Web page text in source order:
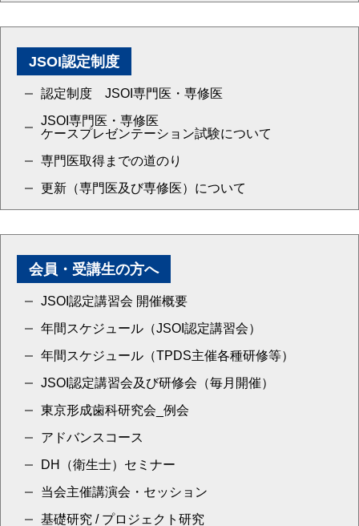
JSOI認定制度
認定制度 JSOI専門医・専修医
JSOI専門医・専修医
ケースプレゼンテーション試験について
専門医取得までの道のり
更新（専門医及び専修医）について
会員・受講生の方へ
JSOI認定講習会 開催概要
年間スケジュール（JSOI認定講習会）
年間スケジュール（TPDS主催各種研修等）
JSOI認定講習会及び研修会（毎月開催）
東京形成歯科研究会_例会
アドバンスコース
DH（衛生士）セミナー
当会主催講演会・セッション
基礎研究 / プロジェクト研究